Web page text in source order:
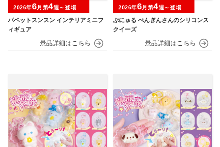
パペットスンスン インテリアミニフ
ィギュア
2026年6月第4週～登場
ぷにゅる ぺんぎんさんのシリコンス
クイーズ
2026年6月第4週～登場